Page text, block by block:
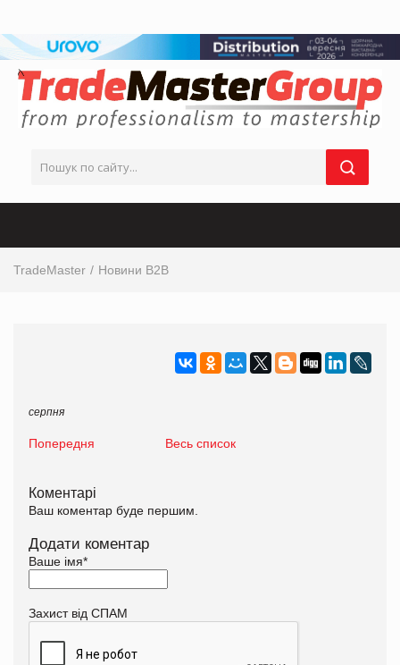
TradeMaster Новини B2B
серпня
Попередня Весь список
Коментарі
Ваш коментар буде першим.
Додати коментар
Ваше імя*
Захист від СПАМ